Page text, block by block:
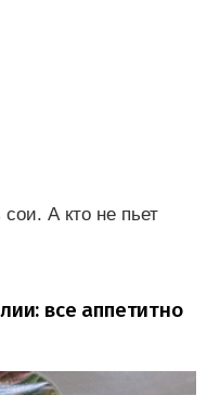
А кто не пьет
все аппетитно